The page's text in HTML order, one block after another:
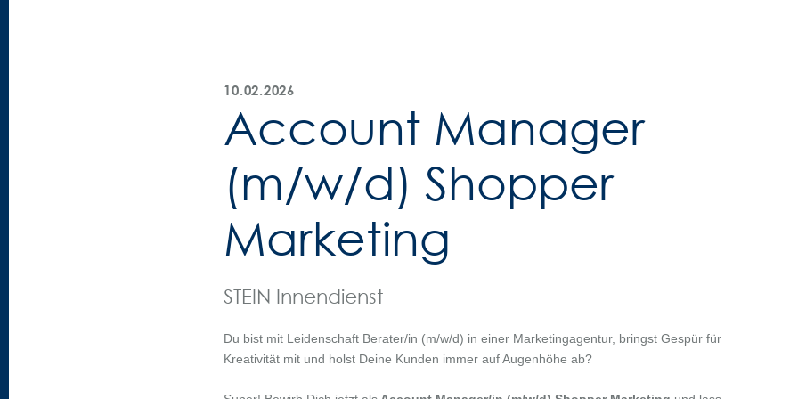
10.02.2026
Account Manager
(m/w/d) Shopper
Marketing
STEIN Innendienst
Du bist mit Leidenschaft Berater/in (m/w/d) in einer Marketingagentur, bringst Gespür für
Kreativität mit und holst Deine Kunden immer auf Augenhöhe ab?